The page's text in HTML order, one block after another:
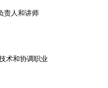
责人和讲师
术和协调职业